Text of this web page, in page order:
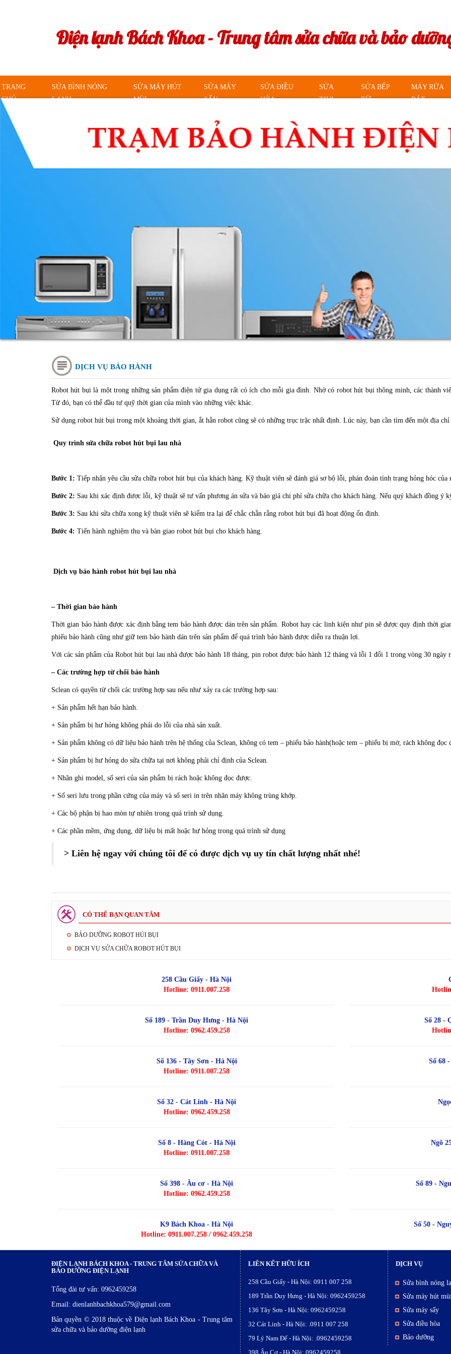
Điện lạnh Bách Khoa - Trung tâm sửa chữa và bảo
TRANG
CHỦ
SỬA BÌNH NÓNG
LẠNH
SỬA MÁY HÚT
MÙI
SỬA MÁY
SẤY
SỬA ĐIỀU
HÒA
SỬA
TIVI
SỬA BẾP
TỪ
MÁY RỬA
BÁT
DỊCH VỤ BẢO HÀNH
Robot hút bụi là một trong những sản phẩm điện tử gia dụng rất có ích cho mỗi gia đình. Nhờ có robot hút bụi thông minh, các thành
Từ đó, bạn có thể đầu tư quỹ thời gian của mình vào những việc khác.
Sử dụng robot hút bụi trong một khoảng thời gian, ắt hẳn robot cũng sẽ có những trục trặc nhất định. Lúc này, bạn cần tìm đến một địa chỉ
Quy trình sửa chữa robot hút bụi lau nhà
Bước 1: Tiếp nhận yêu cầu sửa chữa robot hút bụi của khách hàng. Kỹ thuật viên sẽ đánh giá sơ bộ lỗi, phán đoán tình trạng hỏng hóc của
Bước 2: Sau khi xác định được lỗi, kỹ thuật sẽ tư vấn phương án sửa và báo giá chi phí sửa chữa cho khách hàng. Nếu quý khách đồng ý
Bước 3: Sau khi sửa chữa xong kỹ thuật viên sẽ kiểm tra lại để chắc chắn rằng robot hút bụi đã hoạt động ổn định.
Bước 4: Tiến hành nghiệm thu và bàn giao robot hút bụi cho khách hàng.
Dịch vụ bảo hành robot hút bụi lau nhà
– Thời gian bảo hành
Thời gian bảo hành được xác định bằng tem bảo hành được dán trên sản phẩm. Robot hay các linh kiện như pin sẽ được quy định thời
phiếu bảo hành cũng như giữ tem bảo hành dán trên sản phẩm để quá trình bảo hành được diễn ra thuận lợi.
Với các sản phẩm của Robot hút bụi lau nhà được bảo hành 18 tháng, pin robot được bảo hành 12 tháng và lỗi 1 đổi 1 trong vòng 30 ngày
– Các trường hợp từ chối bảo hành
Sclean có quyền từ chối các trường hợp sau nếu như xảy ra các trường hợp sau:
+ Sản phẩm hết hạn bảo hành.
+ Sản phẩm bị hư hỏng không phải do lỗi của nhà sản xuất.
+ Sản phẩm không có dữ liệu bảo hành trên hệ thống của Sclean, không có tem – phiếu bảo hành(hoặc tem – phiếu bị mờ, rách không đọc
+ Sản phẩm bị hư hỏng do sửa chữa tại nơi không phải chỉ định của Sclean.
+ Nhãn ghi model, số seri của sản phẩm bị rách hoặc không đọc được.
+ Số seri lưu trong phần cứng của máy và số seri in trên nhãn máy không trùng khớp.
+ Các bộ phận bị hao mòn tự nhiên trong quá trình sử dụng.
+ Các phần mềm, ứng dụng, dữ liệu bị mất hoặc hư hỏng trong quá trình sử dụng
> Liên hệ ngay với chúng tôi để có được dịch vụ uy tín chất lượng nhất nhé!
CÓ THỂ BẠN QUAN TÂM
BẢO DƯỠNG ROBOT HÚI BỤI
DỊCH VỤ SỬA CHỮA ROBOT HÚT BỤI
258 Cầu Giấy - Hà Nội
Hotline: 0911.007.258
Số 189 - Trần Duy Hưng - Hà Nội
Hotline: 0962.459.258
Số 136 - Tây Sơn - Hà Nội
Hotline: 0911.007.258
Số 32 - Cát Linh - Hà Nội
Hotline: 0962.459.258
Số 8 - Hàng Cót - Hà Nội
Hotline: 0911.007.258
Số 398 - Âu cơ - Hà Nội
Hotline: 0962.459.258
K9 Bách Khoa - Hà Nội
Hotline: 0911.007.258 / 0962.459.258
Số 28 -
Số 68
Ngõ
Số 89 -
Số 50 -
ĐIỆN LẠNH BÁCH KHOA - TRUNG TÂM SỬA CHỮA VÀ
BẢO DƯỠNG ĐIỆN LẠNH
Tổng đài tư vấn: 0962459258
Email: dienlanhbachkhoa579@gmail.com
Bản quyền © 2018 thuộc về Điện lạnh Bách Khoa - Trung tâm
sửa chữa và bảo dưỡng điện lạnh
LIÊN KẾT HỮU ÍCH
258 Cầu Giấy - Hà Nội: 0911 007 258
189 Trần Duy Hưng - Hà Nội: 0962459258
136 Tây Sơn - Hà Nội: 0962459258
32 Cát Linh - Hà Nội: .0911 007 258
79 Lý Nam Đế - Hà Nội: .0962459258
398 Âu Cơ - Hà Nội: 0962459258
DỊCH VỤ
Sửa bình nóng
Sửa máy hút
Sửa máy sấy
Sửa điều hòa
Bảo dưỡng